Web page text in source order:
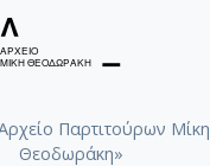
Παρτιτούρων Μίκη
Θεοδωράκη»